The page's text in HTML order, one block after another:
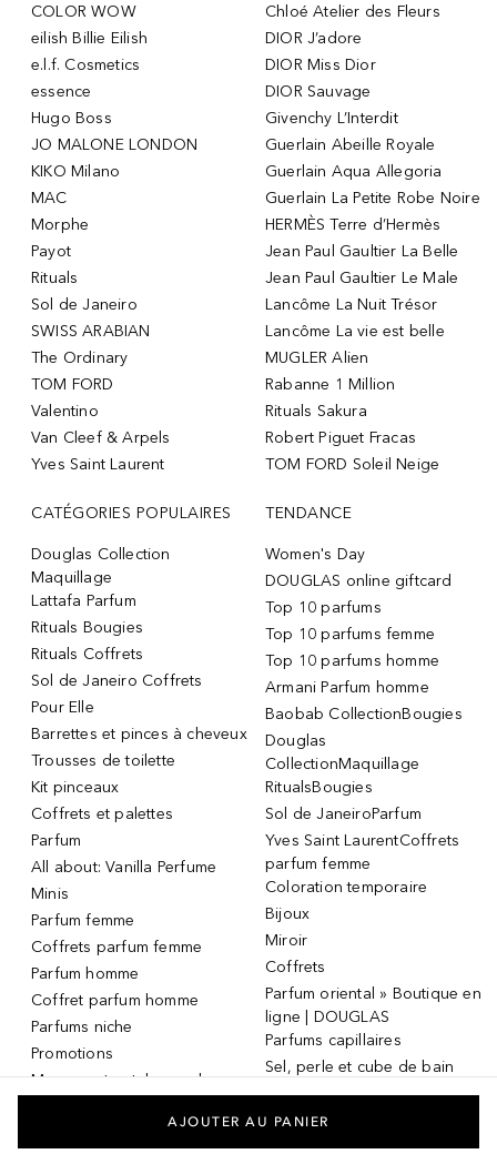
COLOR WOW
eilish Billie Eilish
e.l.f. Cosmetics
essence
Hugo Boss
JO MALONE LONDON
KIKO Milano
MAC
Morphe
Payot
Rituals
Sol de Janeiro
SWISS ARABIAN
The Ordinary
TOM FORD
Valentino
Van Cleef & Arpels
Yves Saint Laurent
Chloé Atelier des Fleurs
DIOR J’adore
DIOR Miss Dior
DIOR Sauvage
Givenchy L’Interdit
Guerlain Abeille Royale
Guerlain Aqua Allegoria
Guerlain La Petite Robe Noire
HERMÈS Terre d’Hermès
Jean Paul Gaultier La Belle
Jean Paul Gaultier Le Male
Lancôme La Nuit Trésor
Lancôme La vie est belle
MUGLER Alien
Rabanne 1 Million
Rituals Sakura
Robert Piguet Fracas
TOM FORD Soleil Neige
CATÉGORIES POPULAIRES
Douglas Collection
Maquillage
Lattafa Parfum
Rituals Bougies
Rituals Coffrets
Sol de Janeiro Coffrets
Pour Elle
Barrettes et pinces à cheveux
Trousses de toilette
Kit pinceaux
Coffrets et palettes
Parfum
All about: Vanilla Perfume
Minis
Parfum femme
Coffrets parfum femme
Parfum homme
Coffret parfum homme
Parfums niche
Promotions
Masque et patch pour les
TENDANCE
Women's Day
DOUGLAS online giftcard
Top 10 parfums
Top 10 parfums femme
Top 10 parfums homme
Armani Parfum homme
Baobab CollectionBougies
Douglas
CollectionMaquillage
RitualsBougies
Sol de JaneiroParfum
Yves Saint LaurentCoffrets
parfum femme
Coloration temporaire
Bijoux
Miroir
Coffrets
Parfum oriental » Boutique en
ligne | DOUGLAS
Parfums capillaires
Sel, perle et cube de bain
Dermaroller
Masque et patch pour les
AJOUTER AU PANIER